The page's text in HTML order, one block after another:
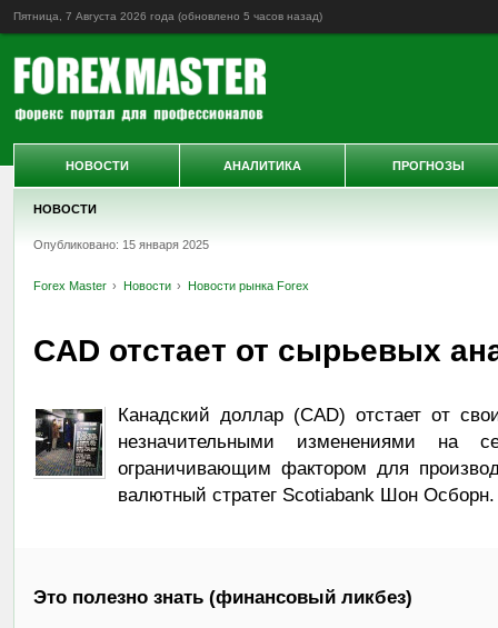
Пятница, 7 Августа 2026 года (обновлено 5 часов назад)
НОВОСТИ
Опубликовано: 15 января 2025
Forex Master Новости Новости рынка Forex
CAD отстает от сырьевых
Канадский доллар (CAD) отстает от
незначительными изменениями на
ограничивающим фактором для
валютный стратег Scotiabank Шон Осборн.
Это полезно знать (финансовый ликбез)
НОВОСТИ АНАЛИТИКА ПРОГНОЗЫ